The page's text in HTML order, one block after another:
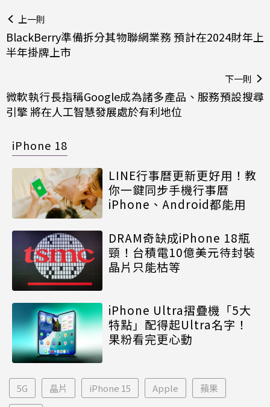
上一則
BlackBerry準備拆分其物聯網業務 預計在2024財年上
半年掛牌上市
下一則
微軟執行長指稱Google成為諸多產品、服務預設搜尋
引擎 將在人工智慧發展處於有利地位
iPhone 18
LINE行事曆更新更好用！教
你一鍵同步手機行事曆
iPhone、Android都能用
DRAM奇缺成iPhone 18瓶
頸！台積電10億美元待封裝
晶片只能枯等
iPhone Ultra摺疊機「5大
特點」配得起Ultra名字！
果粉看完更心動
5G 晶片 iPhone 15 Apple 蘋果